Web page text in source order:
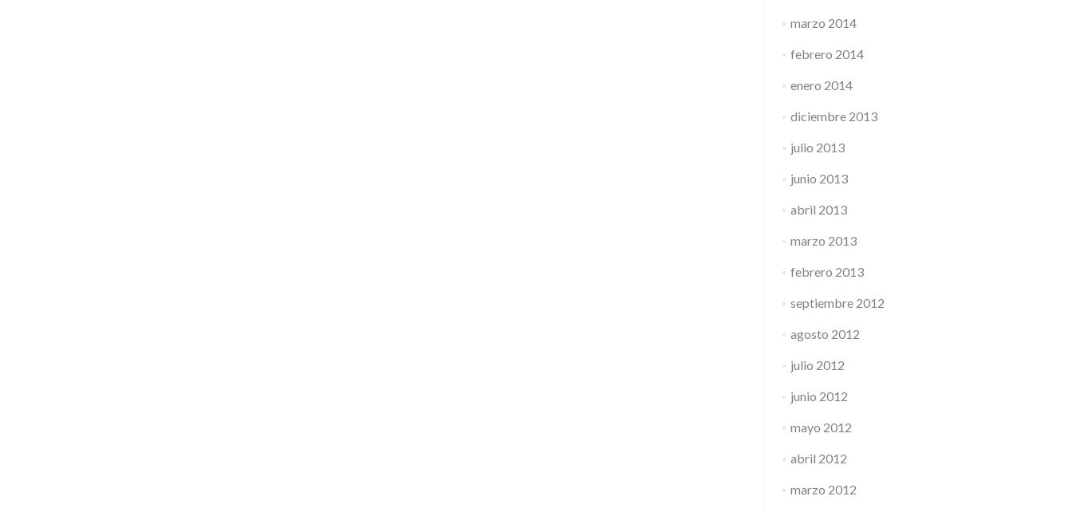
marzo 2014
febrero 2014
enero 2014
diciembre 2013
julio 2013
junio 2013
abril 2013
marzo 2013
febrero 2013
septiembre 2012
agosto 2012
julio 2012
junio 2012
mayo 2012
abril 2012
marzo 2012